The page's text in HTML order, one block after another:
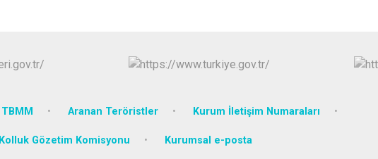
TBMM Aranan Teröristler Kurum İletişim Numaraları
Kolluk Gözetim Komisyonu Kurumsal e-posta